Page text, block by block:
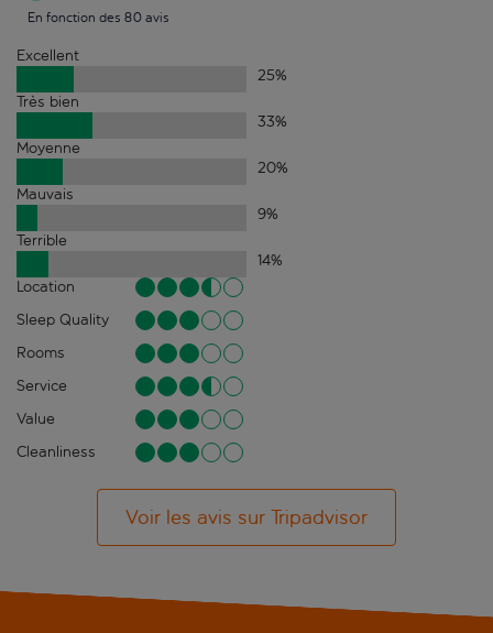
En fonction des 80 avis
Excellent
25%
Très bien
33%
Moyenne
20%
Mauvais
9%
Terrible
14%
Location
Sleep Quality
Rooms
Service
Value
Cleanliness
Voir les avis sur Tripadvisor